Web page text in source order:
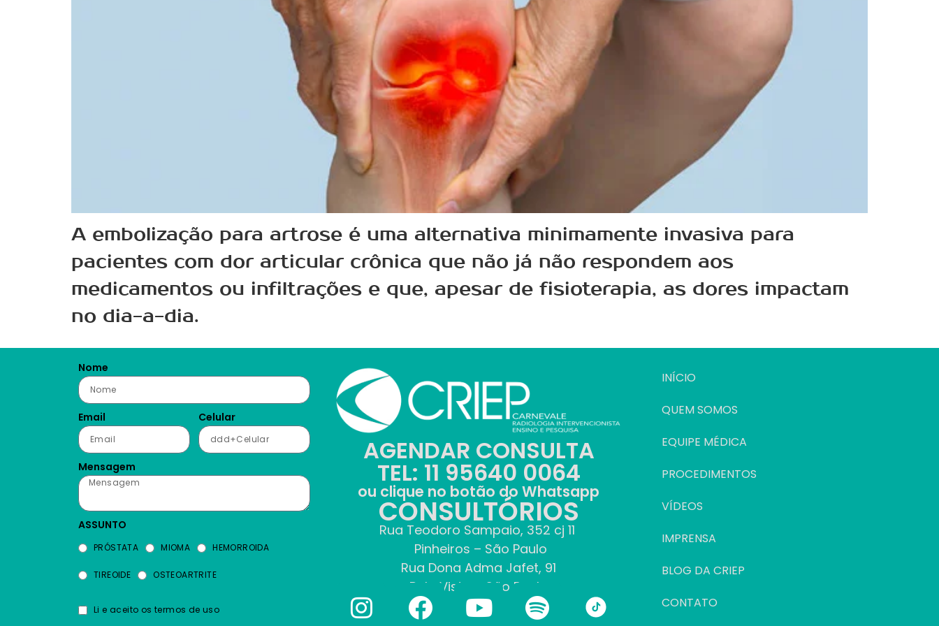
A embolização para artrose é uma alternativa minimamente invasiva para
pacientes com dor articular crônica que não já não respondem aos
medicamentos ou infiltrações e que, apesar de fisioterapia, as dores impactam
no dia-a-dia.
Nome
Email Celular
Mensagem
ASSUNTO
PRÓSTATA MIOMA HEMORROIDA
TIREOIDE OSTEOARTRITE
Li e aceito os termos de uso
AGENDAR CONSULTA
TEL: 11 95640 0064
ou clique no botão do Whatsapp
CONSULTÓRIOS
Rua Teodoro Sampaio, 352 cj 11
Pinheiros – São Paulo
Rua Dona Adma Jafet, 91
Bela Vista – São Paulo
INÍCIO
QUEM SOMOS
EQUIPE MÉDICA
PROCEDIMENTOS
VÍDEOS
IMPRENSA
BLOG DA CRIEP
CONTATO